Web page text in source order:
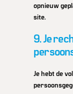
opnieuw
site.
9. Je
Je hebt de